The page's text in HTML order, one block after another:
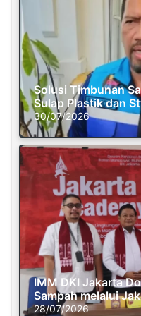
Solusi Timbunan
Sulap Plastik dan
30/07/2026
IMM DKI Jakarta
Sampah melalui
28/07/2026